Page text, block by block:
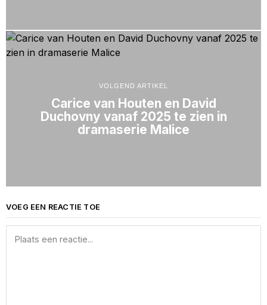
VOLGEND ARTIKEL
Carice van Houten en David
Duchovny vanaf 2025 te zien in
dramaserie Malice
VOEG EEN REACTIE TOE